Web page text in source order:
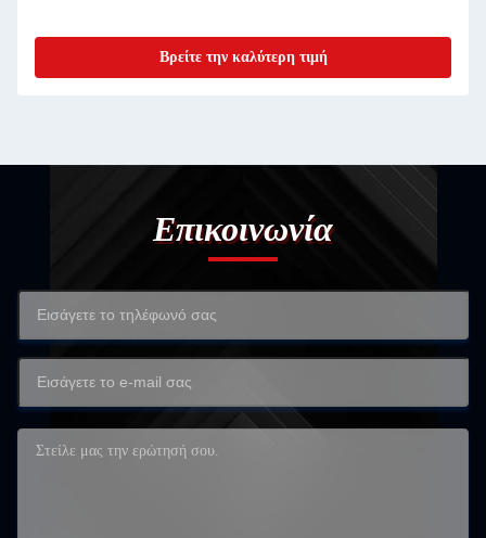
Βρείτε την καλύτερη τιμή
Επικοινωνία